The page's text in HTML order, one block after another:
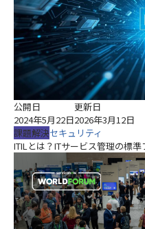
公開日
2024年5月22日
更新日
2026年3月12日
課題解決セキュリティ
ITILとは？ITサービス管理の標